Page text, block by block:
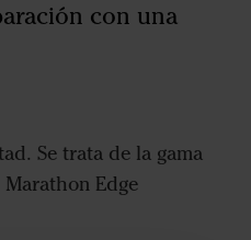
con una
Se trata de la gama
Edge